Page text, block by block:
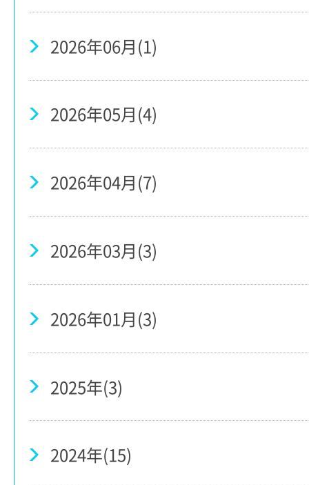
2026年06月(1)
2026年05月(4)
2026年04月(7)
2026年03月(3)
2026年01月(3)
2025年(3)
2024年(15)